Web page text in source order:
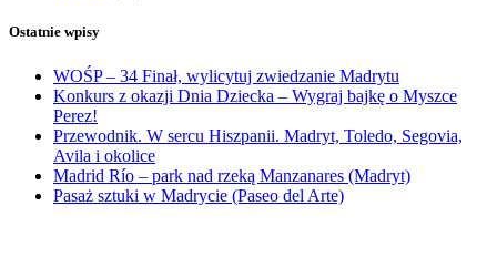
Ostatnie wpisy
WOŚP – 34 Finał, wylicytuj zwiedzanie Madrytu
Konkurs z okazji Dnia Dziecka – Wygraj bajkę o Myszce
Perez!
Przewodnik. W sercu Hiszpanii. Madryt, Toledo, Segovia,
Avila i okolice
Madrid Río – park nad rzeką Manzanares (Madryt)
Pasaż sztuki w Madrycie (Paseo del Arte)